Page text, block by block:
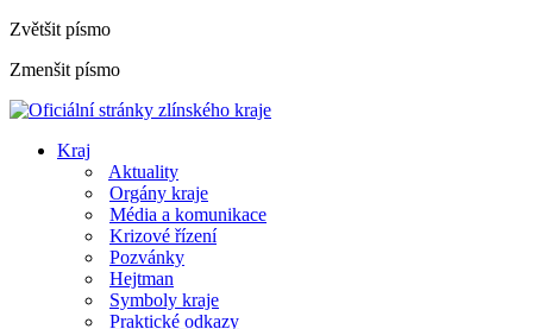
Zvětšit písmo
Zmenšit písmo
Kraj
Aktuality
Orgány kraje
Média a komunikace
Krizové řízení
Pozvánky
Hejtman
Symboly kraje
Praktické odkazy